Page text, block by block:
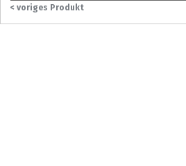
< voriges Produkt